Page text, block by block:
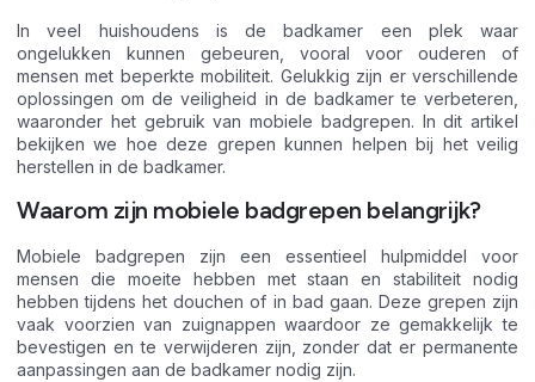
In veel huishoudens is de badkamer een plek waar
ongelukken kunnen gebeuren, vooral voor ouderen of
mensen met beperkte mobiliteit. Gelukkig zijn er verschillende
oplossingen om de veiligheid in de badkamer te verbeteren,
waaronder het gebruik van mobiele badgrepen. In dit artikel
bekijken we hoe deze grepen kunnen helpen bij het veilig
herstellen in de badkamer.
Waarom zijn mobiele badgrepen belangrijk?
Mobiele badgrepen zijn een essentieel hulpmiddel voor
mensen die moeite hebben met staan en stabiliteit nodig
hebben tijdens het douchen of in bad gaan. Deze grepen zijn
vaak voorzien van zuignappen waardoor ze gemakkelijk te
bevestigen en te verwijderen zijn, zonder dat er permanente
aanpassingen aan de badkamer nodig zijn.